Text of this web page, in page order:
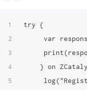
try {
var
} on